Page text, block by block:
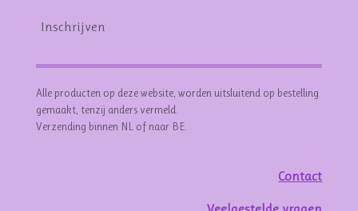
Inschrijven
Alle producten op deze website, worden uitsluitend op bestelling
gemaakt, tenzij anders vermeld.
Verzending binnen NL of naar BE.
Contact